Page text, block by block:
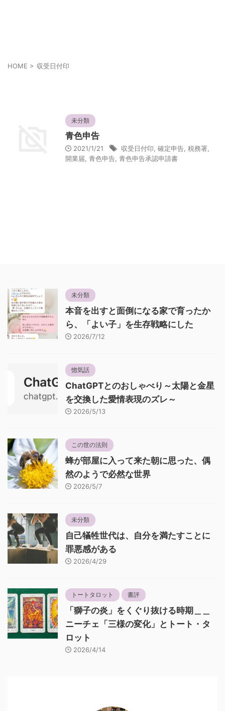
HOME > 収受日付印
未分類
青色申告
2021/1/21 収受日付印 確定申告 税務署
開業届 青色申告 青色申告承認申請書
未分類
本音を出すと面倒になる家で育ったか
ら、「よい子」を生存戦略にした
2026/7/12
惚気話
ChatGPTとのおしゃべり～太陽と金星
を交換した愛情表現のズレ～
2026/5/13
この世の法則
蜂が部屋に入って来た朝に思った、偶
然のようで必然な世界
2026/5/7
未分類
自己犠牲世代は、自分を満たすことに
罪悪感がある
2026/4/29
トートタロット 書評
「獅子の炎」をくぐり抜ける時期＿＿
ニーチェ「三様の変化」とトート・タ
ロット
2026/4/14